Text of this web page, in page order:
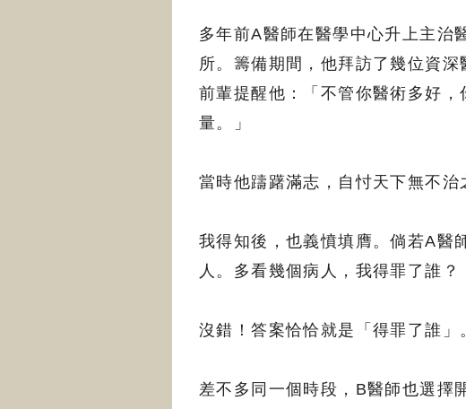
多年前A醫師在醫學中心升上主治
所。籌備期間，他拜訪了幾位資
前輩提醒他：「不管你醫術多好
量。」
當時他躊躇滿志，自忖天下無不治
我得知後，也義憤填膺。倘若A醫
人。多看幾個病人，我得罪了誰？
沒錯！答案恰恰就是「得罪了誰」
差不多同一個時段，B醫師也選擇